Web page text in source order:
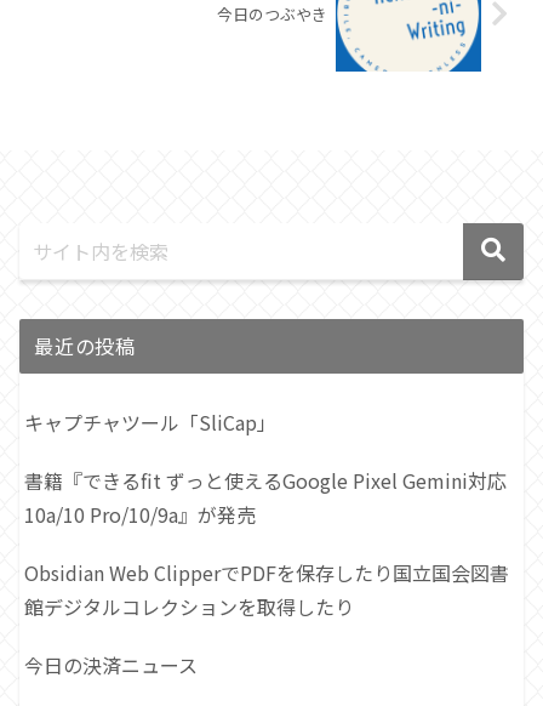
今日のつぶやき
最近の投稿
キャプチャツール「SliCap」
書籍『できるfit ずっと使えるGoogle Pixel Gemini対応
10a/10 Pro/10/9a』が発売
Obsidian Web ClipperでPDFを保存したり国立国会図書
館デジタルコレクションを取得したり
今日の決済ニュース